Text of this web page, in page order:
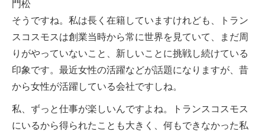
門松
そうですね。私は長く在籍していますけれども、トラン
スコスモスは創業当時から常に世界を見ていて、まだ周
りがやっていないこと、新しいことに挑戦し続けている
印象です。最近女性の活躍などが話題になりますが、昔
から女性が活躍している会社ですしね。
私、ずっと仕事が楽しいんですよね。トランスコスモス
にいるから得られたことも大きく、何もできなかった私